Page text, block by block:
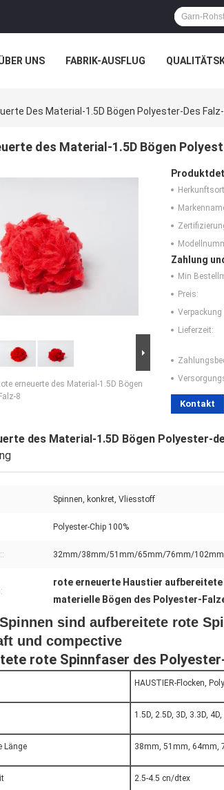
UNS FABRIK-AUSFLUG
Des Material-1.5D Bögen Polyester-Des
des Material-1.5D Bögen
erneuerte des Material-1.5D Bögen
8
Zahlung
Min
Preis:
Lieferzeit:
Kontakt
des Material-1.5D Bögen Polyester-
Spinnen, konkret, Vliesstoff
Polyester-Chip 100%
32mm/38mm/51mm/65mm/76mm/102mm
rote erneuerte Haustier aufbereitete
materielle Bögen des Polyester-
sind aufbereitete rote
und compective
rote Spinnfaser des
HAUSTIER-Flocken,
1.5D, 2.5D, 3D, 3.3D,
Länge 38mm, 51mm, 64mm,
2.5-4.5 cn/dtex